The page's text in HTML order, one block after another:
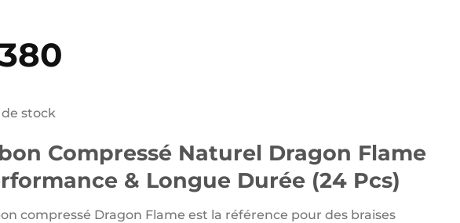
stock
Compressé Naturel Dragon Flame
& Longue Durée (24 Pcs)
compressé Dragon Flame est la référence pour des braises